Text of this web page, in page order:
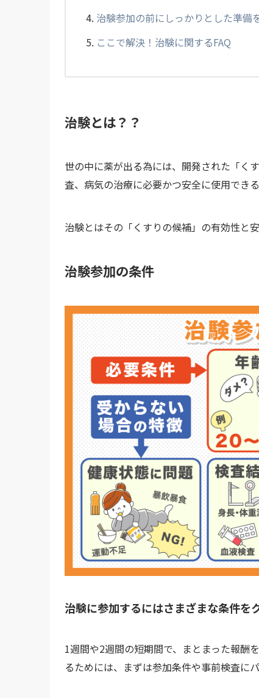
治験参加の前にしっかりとした準備
ここで解決！治験に関するFAQ
治験とは？？
世の中に薬が出る為には、開発された「く
査、病気の治療に必要かつ安全に使用でき
治験とはその「くすりの候補」の有効性と
治験参加の条件
治験に参加するにはさまざまな条件を
1週間や2週間の短期間で、まとまった報酬
るためには、まずは参加条件や事前検査に